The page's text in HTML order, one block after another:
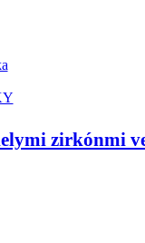
zirkónmi